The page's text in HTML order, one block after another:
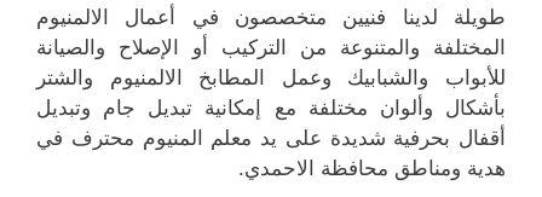
طويلة لدينا فنيين متخصصون في أعمال الالمنيوم
المختلفة والمتنوعة من التركيب أو الإصلاح والصيانة
للأبواب والشبابيك وعمل المطابخ الالمنيوم والشتر
بأشكال وألوان مختلفة مع إمكانية تبديل جام وتبديل
أقفال بحرفية شديدة على يد معلم المنيوم محترف في
هدية ومناطق محافظة الاحمدي.